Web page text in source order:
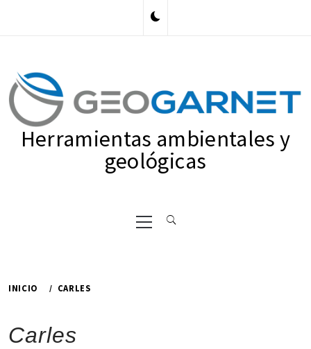
Herramientas ambientales y
geológicas
Menú
principal
INICIO CARLES
Carles